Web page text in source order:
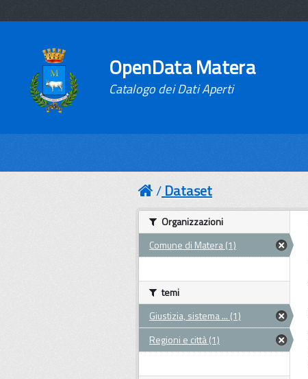
OpenData Matera
Catalogo dei Dati Aperti
Dataset
Organizzazioni
Comune di Matera (1)
temi
Giustizia, sistema ... (1)
Regioni e città (1)